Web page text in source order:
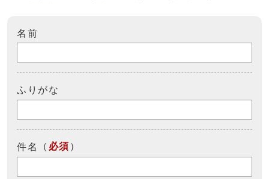
名前
ふりがな
件名 （ 必須 ）